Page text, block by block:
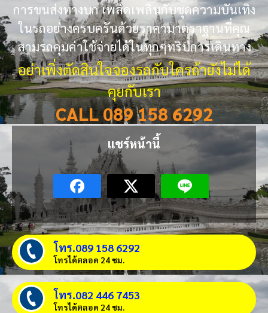
การขนส่งทางบก เพลิดเพลินกับชุดความบันเทิง
ในรถอย่างครบครันด้วยราคามาตราฐานที่คุณ
สามรถคุมค่าใช้จ่ายได้ในทุกๆทริปการเดินทาง
อย่าเพิ่งตัดสินใจจองรถกับใครถ้ายังไม่ได้
คุยกับเรา
CALL 089 158 6292
แชร์หน้านี้
โทร.089 158 6292
โทรได้ตลอด 24 ชม.
โทร.082 446 7453
โทรได้ตลอด 24 ชม.